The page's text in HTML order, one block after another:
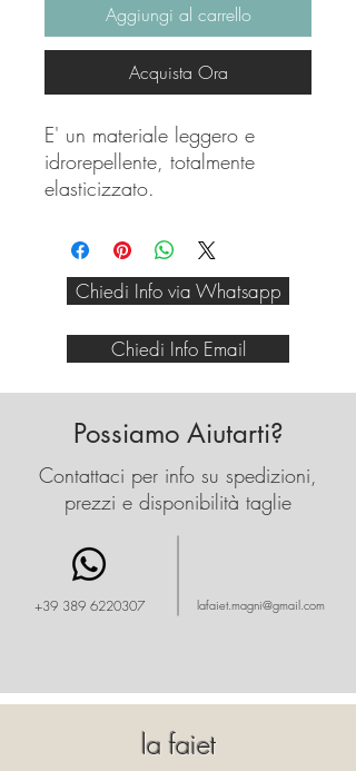
Aggiungi al carrello
Acquista Ora
E' un materiale leggero e
idrorepellente, totalmente
elasticizzato.
goderti le mezze stagione
protetto dall'aria e dall'acqua,
ma avendo sempre un tocco
Chiedi Info via Whatsapp
Chiedi Info Email
Possiamo Aiutarti?
Contattaci per info su spedizioni,
prezzi e disponibilità taglie
+39 389 6220307 lafaiet.magni@gmail.com
la faiet